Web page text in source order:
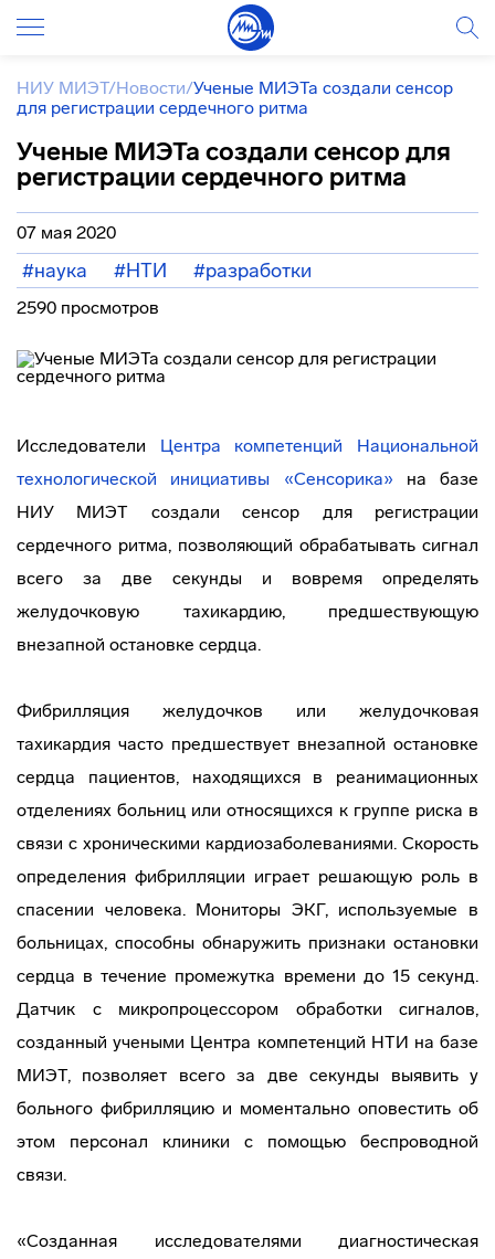
НИУ МИЭТ/Новости/Ученые МИЭТа создали сенсор
для регистрации сердечного ритма
Ученые МИЭТа создали сенсор для
регистрации сердечного ритма
07 мая 2020
#наука #НТИ #разработки
2590 просмотров
Исследователи Центра компетенций Национальной
технологической инициативы «Сенсорика» на базе
НИУ МИЭТ создали сенсор для регистрации
сердечного ритма, позволяющий обрабатывать сигнал
всего за две секунды и вовремя определять
желудочковую тахикардию, предшествующую
внезапной остановке сердца.
Фибрилляция желудочков или желудочковая
тахикардия часто предшествует внезапной остановке
сердца пациентов, находящихся в реанимационных
отделениях больниц или относящихся к группе риска в
связи с хроническими кардиозаболеваниями. Скорость
определения фибрилляции играет решающую роль в
спасении человека. Мониторы ЭКГ, используемые в
больницах, способны обнаружить признаки остановки
сердца в течение промежутка времени до 15 секунд.
Датчик с микропроцессором обработки сигналов,
созданный учеными Центра компетенций НТИ на базе
МИЭТ, позволяет всего за две секунды выявить у
больного фибрилляцию и моментально оповестить об
этом персонал клиники с помощью беспроводной
связи.
«Созданная исследователями диагностическая